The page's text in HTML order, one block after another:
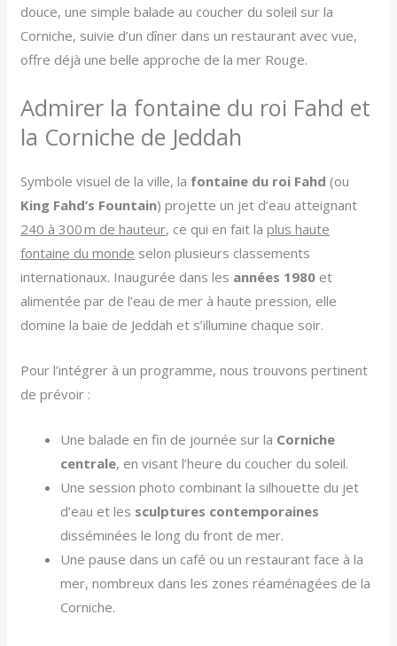
douce, une simple balade au coucher du soleil sur la
Corniche, suivie d’un dîner dans un restaurant avec vue,
offre déjà une belle approche de la mer Rouge.
Admirer la fontaine du roi Fahd et
la Corniche de Jeddah
Symbole visuel de la ville, la fontaine du roi Fahd (ou
King Fahd’s Fountain) projette un jet d’eau atteignant
240 à 300 m de hauteur, ce qui en fait laplus haute
fontaine du monde selon plusieurs classements
internationaux. Inaugurée dans les années 1980 et
alimentée par de l’eau de mer à haute pression, elle
domine la baie de Jeddah et s’illumine chaque soir.
Pour l’intégrer à un programme, nous trouvons pertinent
de prévoir :
Une balade en fin de journée sur la Corniche
centrale, en visant l’heure du coucher du soleil.
Une session photo combinant la silhouette du jet
d’eau et les sculptures contemporaines
disséminées le long du front de mer.
Une pause dans un café ou un restaurant face à la
mer, nombreux dans les zones réaménagées de la
Corniche.